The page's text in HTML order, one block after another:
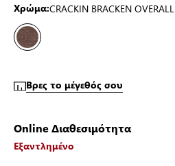
Χρώμα:CRACKIN BRACKEN OVERALL
Βρες το μέγεθός σου
Online Διαθεσιμότητα
Εξαντλημένο